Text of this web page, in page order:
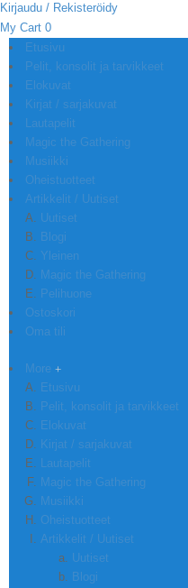
Kirjaudu / Rekisteröidy
My Cart 0
Etusivu
Pelit, konsolit ja tarvikkeet
Elokuvat
Kirjat / sarjakuvat
Lautapelit
Magic the Gathering
Musiikki
Oheistuotteet
Artikkelit / Uutiset
Uutiset
Blogi
Yleinen
Magic the Gathering
Pelihuone
Ostoskori
Oma tili
More
Etusivu
Pelit, konsolit ja tarvikkeet
Elokuvat
Kirjat / sarjakuvat
Lautapelit
Magic the Gathering
Musiikki
Oheistuotteet
Artikkelit / Uutiset
Uutiset
Blogi